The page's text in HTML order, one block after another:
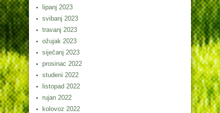
lipanj 2023
svibanj 2023
travanj 2023
ožujak 2023
siječanj 2023
prosinac 2022
studeni 2022
listopad 2022
rujan 2022
kolovoz 2022